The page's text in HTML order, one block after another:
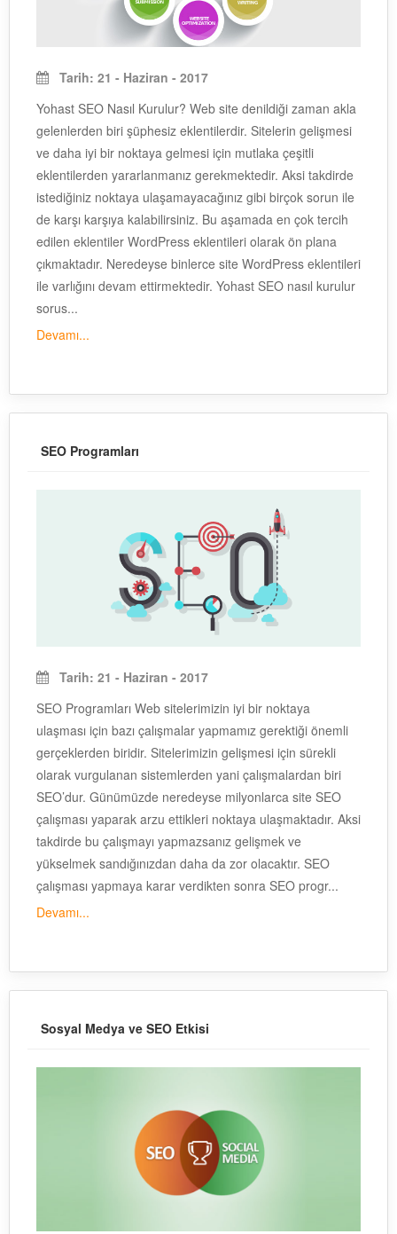
Tarih: 21 - Haziran - 2017
Yohast SEO Nasıl Kurulur? Web site denildiği zaman akla
gelenlerden biri şüphesiz eklentilerdir. Sitelerin gelişmesi
ve daha iyi bir noktaya gelmesi için mutlaka çeşitli
eklentilerden yararlanmanız gerekmektedir. Aksi takdirde
istediğiniz noktaya ulaşamayacağınız gibi birçok sorun ile
de karşı karşıya kalabilirsiniz. Bu aşamada en çok tercih
edilen eklentiler WordPress eklentileri olarak ön plana
çıkmaktadır. Neredeyse binlerce site WordPress eklentileri
ile varlığını devam ettirmektedir. Yohast SEO nasıl kurulur
sorus...
Devamı...
SEO Programları
Tarih: 21 - Haziran - 2017
SEO Programları Web sitelerimizin iyi bir noktaya
ulaşması için bazı çalışmalar yapmamız gerektiği önemli
gerçeklerden biridir. Sitelerimizin gelişmesi için sürekli
olarak vurgulanan sistemlerden yani çalışmalardan biri
SEO’dur. Günümüzde neredeyse milyonlarca site SEO
çalışması yaparak arzu ettikleri noktaya ulaşmaktadır. Aksi
takdirde bu çalışmayı yapmazsanız gelişmek ve
yükselmek sandığınızdan daha da zor olacaktır. SEO
çalışması yapmaya karar verdikten sonra SEO progr...
Devamı...
Sosyal Medya ve SEO Etkisi